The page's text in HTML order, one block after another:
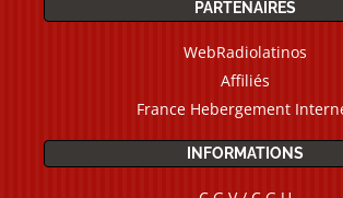
PARTENAIRES
WebRadiolatinos
Affiliés
France Hebergement
INFORMATIONS